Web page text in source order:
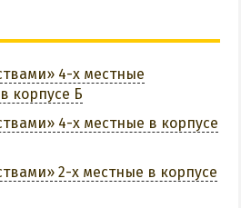
ПРИМОРСКА
4-х местные
корпусе Б
4-х местные в корпусе
2-х местные в корпусе